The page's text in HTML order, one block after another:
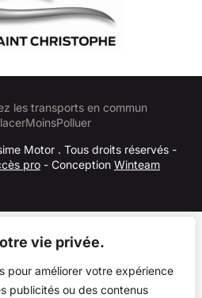
vie privée.
pour améliorer votre expérience
publicités ou des contenus
les transports en commun
Motor . Tous droits réservés -
pro - Conception Winteam